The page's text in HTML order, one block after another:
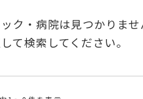
ク・病院は見つかりませ
て検索してください。